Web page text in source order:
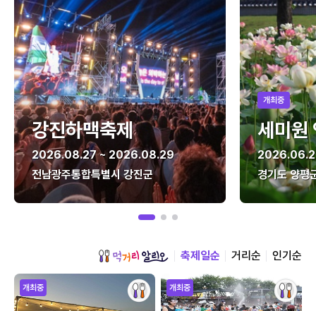
강진하맥축제
2026.08.27 ~ 2026.08.29
전남광주통합특별시 강진군
개최중
세미원
경기도 양평
축제일순 거리순 인기순
개최중 개최중